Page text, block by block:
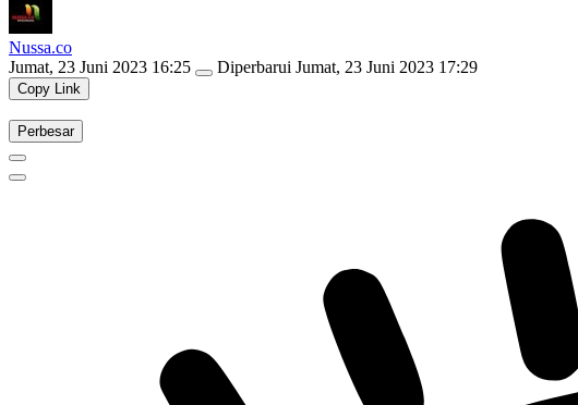
Nussa.co
Jumat, 23 Juni 2023 16:25
Diperbarui Jumat, 23 Juni 2023 17:29
Copy Link
Perbesar